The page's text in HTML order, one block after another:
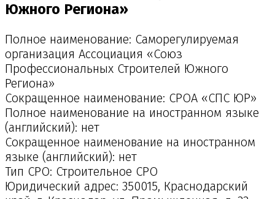
Южного Региона»
Полное наименование: Саморегулируемая
организация Ассоциация «Союз
Профессиональных Строителей Южного
Региона»
Сокращенное наименование: СРОА «СПС ЮР»
Полное наименование на иностранном языке
(английский): нет
Сокращенное наименование на иностранном
языке (английский): нет
Тип СРО: Строительное СРО
Юридический адрес: 350015, Краснодарский